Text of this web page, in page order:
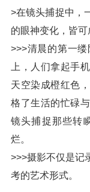
>在镜头捕捉中，
的眼神变化，皆可
>>>清晨的第一
上，人们拿起手
天空染成橙红色
格了生活的忙碌
镜头捕捉那些转
烂。
>>>摄影不仅是记
考的艺术形式。